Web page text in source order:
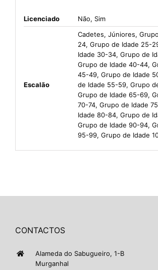
Licenciado Não, Sim
Escalão
Cadetes, Júniores,
24, Grupo de Idade 25-
Idade 30-34, Grupo de
Grupo de Idade 40-44,
45-49, Grupo de Idade
de Idade 55-59, Grupo
Grupo de Idade 65-69,
70-74, Grupo de Idade
Idade 80-84, Grupo de
Grupo de Idade 90-94,
95-99, Grupo de Idade
CONTACTOS
Alameda do Sabugueiro, 1-B
Murganhal